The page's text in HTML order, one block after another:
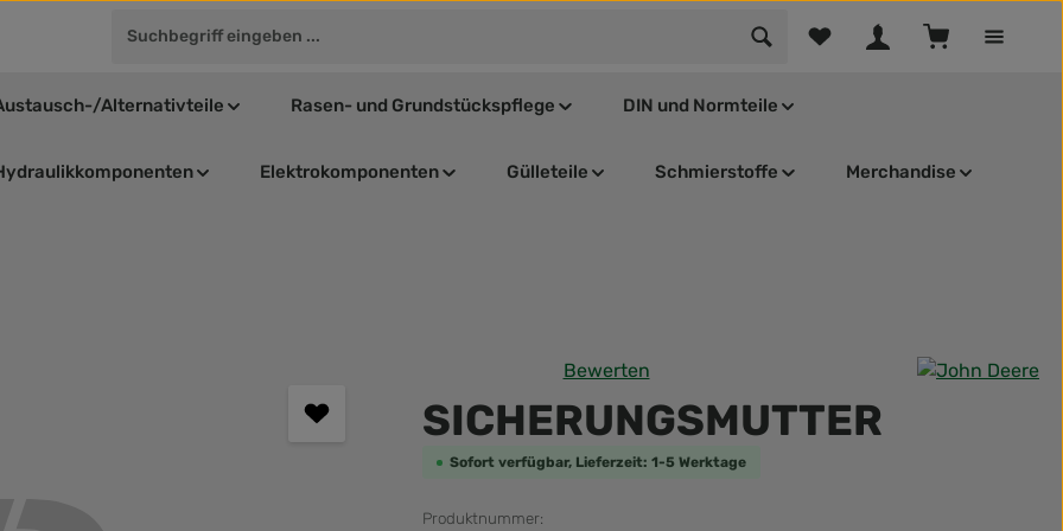
Du hast 0 Produkte auf dem
Alternativteile Rasen- und Grundstückspflege DIN und Normteile
Elektrokomponenten Gülleteile Schmierstoffe Merchandise
Bewerten
SICHERUNGSMUTTER
Sofort verfügbar, Lieferzeit: 1-5 Werktage
Produktnummer: